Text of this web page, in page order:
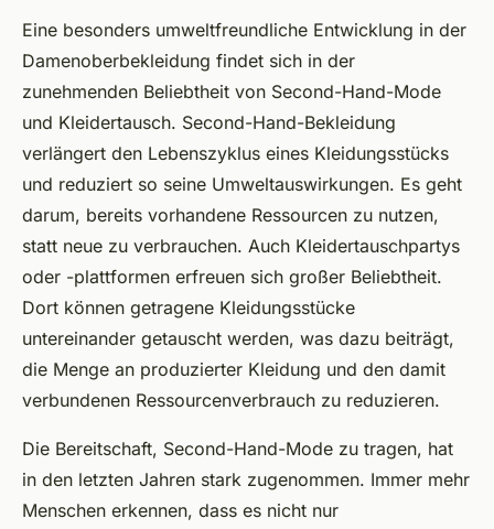
Eine besonders umweltfreundliche Entwicklung in der
Damenoberbekleidung findet sich in der
zunehmenden Beliebtheit von Second-Hand-Mode
und Kleidertausch. Second-Hand-Bekleidung
verlängert den Lebenszyklus eines Kleidungsstücks
und reduziert so seine Umweltauswirkungen. Es geht
darum, bereits vorhandene Ressourcen zu nutzen,
statt neue zu verbrauchen. Auch Kleidertauschpartys
oder -plattformen erfreuen sich großer Beliebtheit.
Dort können getragene Kleidungsstücke
untereinander getauscht werden, was dazu beiträgt,
die Menge an produzierter Kleidung und den damit
verbundenen Ressourcenverbrauch zu reduzieren.
Die Bereitschaft, Second-Hand-Mode zu tragen, hat
in den letzten Jahren stark zugenommen. Immer mehr
Menschen erkennen, dass es nicht nur